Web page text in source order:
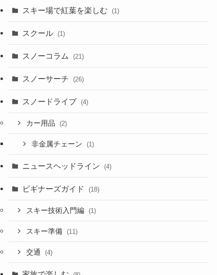
スキー場で紅葉を楽しむ (1)
スクール (1)
スノーコラム (21)
スノーサーチ (26)
スノードライブ (4)
カー用品 (2)
非金属チェーン (1)
ニュースヘッドライン (4)
ビギナーズガイド (18)
スキー技術入門編 (1)
スキー準備 (11)
交通 (4)